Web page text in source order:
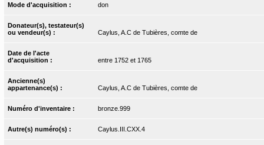
Mode d'acquisition : don
Donateur(s), testateur(s)
ou vendeur(s) :
Caylus, A.C de Tubières, comte de
Date de l'acte
d'acquisition :
entre 1752 et 1765
Ancienne(s)
appartenance(s) :
Caylus, A.C de Tubières, comte de
Numéro d'inventaire : bronze.999
Autre(s) numéro(s) : Caylus.III.CXX.4